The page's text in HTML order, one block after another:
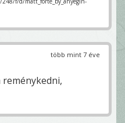
több mint 7 éve